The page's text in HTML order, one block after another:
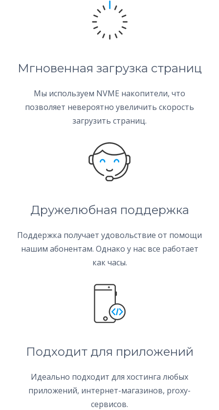
Мгновенная загрузка страниц
Мы используем NVME накопители, что
позволяет невероятно увеличить скорость
загрузить страниц.
Дружелюбная поддержка
Поддержка получает удовольствие от помощи
нашим абонентам. Однако у нас все работает
как часы.
Подходит для приложений
Идеально подходит для хостинга любых
приложений, интернет-магазинов, proxy-
сервисов.